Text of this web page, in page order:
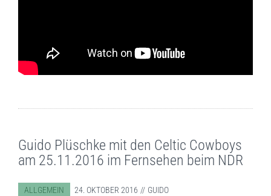
Guido Plüschke mit den Celtic Cowboys
am 25.11.2016 im Fernsehen beim NDR
ABGELEGT IN:
ALLGEMEIN 24. OKTOBER 2016 GUIDO